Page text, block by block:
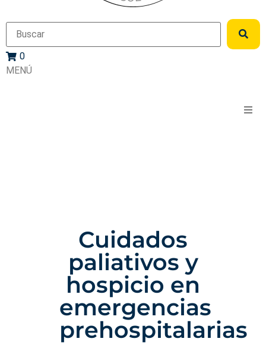
0
MENÚ
Cuidados
paliativos y
hospicio en
emergencias
prehospitalarias